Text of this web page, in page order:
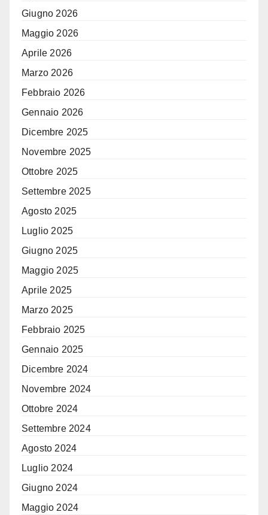
Giugno 2026
Maggio 2026
Aprile 2026
Marzo 2026
Febbraio 2026
Gennaio 2026
Dicembre 2025
Novembre 2025
Ottobre 2025
Settembre 2025
Agosto 2025
Luglio 2025
Giugno 2025
Maggio 2025
Aprile 2025
Marzo 2025
Febbraio 2025
Gennaio 2025
Dicembre 2024
Novembre 2024
Ottobre 2024
Settembre 2024
Agosto 2024
Luglio 2024
Giugno 2024
Maggio 2024